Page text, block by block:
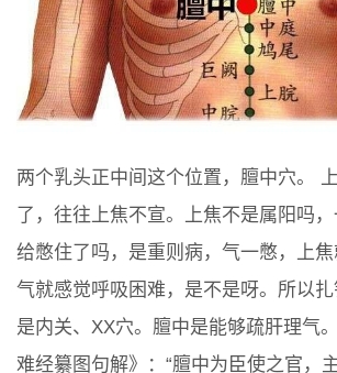
两个乳头正中间这个位置，膻中穴。
了，往往上焦不宣。上焦不是属阳吗
给憋住了吗，是重则病，气一憋，上
气就感觉呼吸困难，是不是呀。所以
是内关、XX穴。膻中是能够疏肝理气
难经纂图句解》：“膻中为臣使之官，